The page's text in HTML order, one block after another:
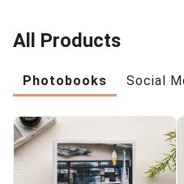
All Products
Photobooks Social